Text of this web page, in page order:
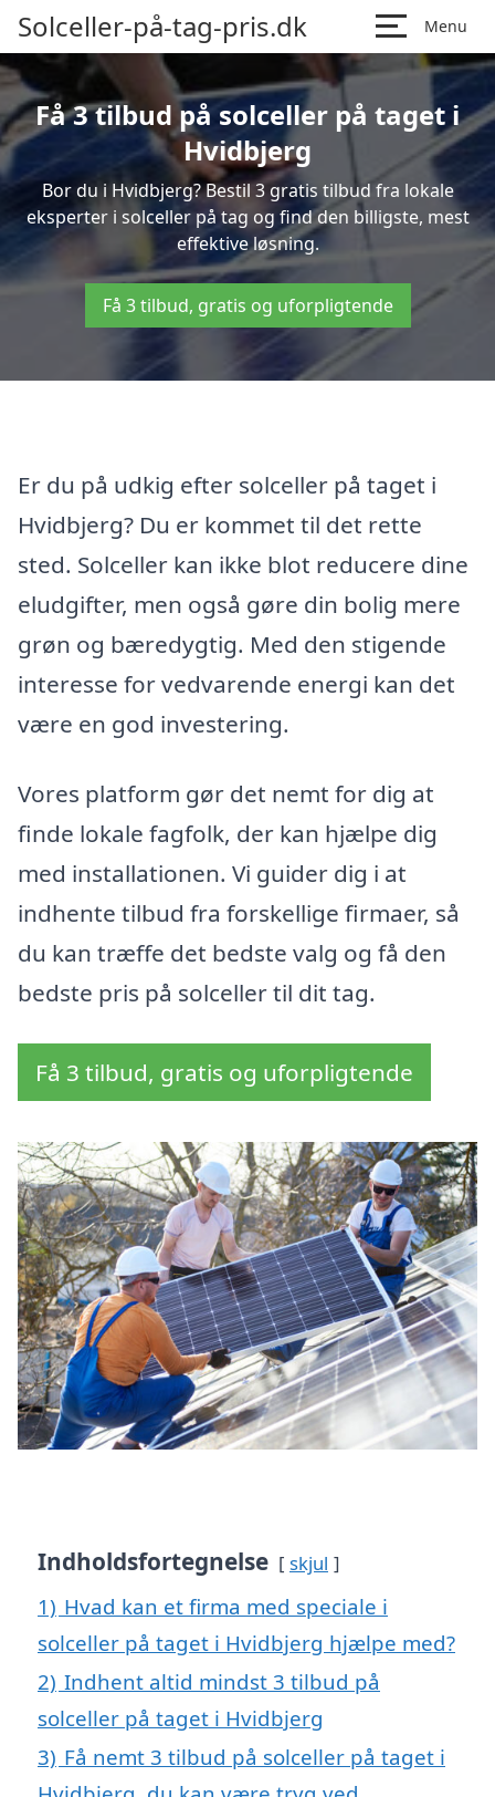
Solceller-på-tag-pris.dk Menu
Få 3 tilbud på solceller på taget i
Hvidbjerg
Bor du i Hvidbjerg? Bestil 3 gratis tilbud fra lokale
eksperter i solceller på tag og find den billigste, mest
effektive løsning.
Få 3 tilbud, gratis og uforpligtende
Er du på udkig efter solceller på taget i
Hvidbjerg? Du er kommet til det rette
sted. Solceller kan ikke blot reducere dine
eludgifter, men også gøre din bolig mere
grøn og bæredygtig. Med den stigende
interesse for vedvarende energi kan det
være en god investering.
Vores platform gør det nemt for dig at
finde lokale fagfolk, der kan hjælpe dig
med installationen. Vi guider dig i at
indhente tilbud fra forskellige firmaer, så
du kan træffe det bedste valg og få den
bedste pris på solceller til dit tag.
Få 3 tilbud, gratis og uforpligtende
Indholdsfortegnelse skjul
1) Hvad kan et firma med speciale i
solceller på taget i Hvidbjerg hjælpe med?
2) Indhent altid mindst 3 tilbud på
solceller på taget i Hvidbjerg
3) Få nemt 3 tilbud på solceller på taget i